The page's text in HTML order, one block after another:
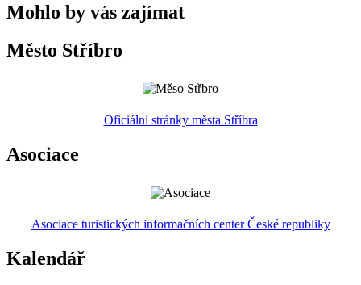
Mohlo by vás zajímat
Město Stříbro
Oficiální stránky města Stříbra
Asociace
Asociace turistických informačních center České republiky
Kalendář